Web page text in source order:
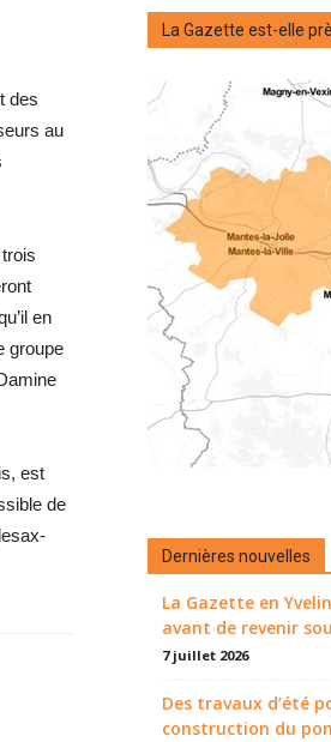
des
au
en
groupe
est
de
La Gazette est-elle
Dernières nouvelles
La Gazette en
avant de revenir
7 juillet 2026
Des travaux d’été
construction du